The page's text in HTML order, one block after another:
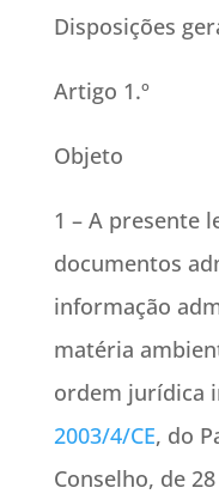
Disposições
Artigo 1.º
Objeto
1 – A presente
documentos
informação
matéria
ordem jurídica
2003/4/CE, do
Conselho, de